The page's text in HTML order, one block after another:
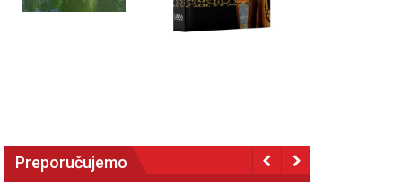
Preporučujemo